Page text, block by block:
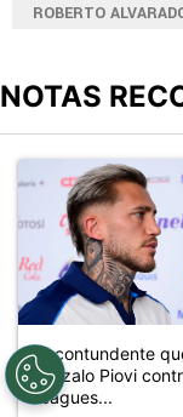
ROBERTO
NOTAS
Un artículo de
La contundente
Gonzalo Piovi
Leagues...